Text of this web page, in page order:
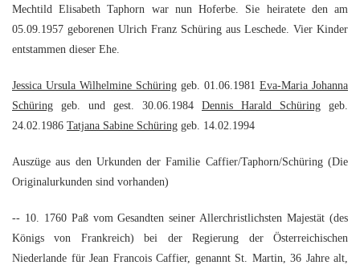
Mechtild Elisabeth Taphorn war nun Hoferbe. Sie heiratete den am
05.09.1957 geborenen Ulrich Franz Schüring aus Leschede. Vier Kinder
entstammen dieser Ehe.
Jessica Ursula Wilhelmine Schüring geb. 01.06.1981 Eva-Maria Johanna
Schüring geb. und gest. 30.06.1984 Dennis Harald Schüring geb.
24.02.1986 Tatjana Sabine Schüring geb. 14.02.1994
Auszüge aus den Urkunden der Familie Caffier/Taphorn/Schüring (Die
Originalurkunden sind vorhanden)
-- 10. 1760 Paß vom Gesandten seiner Allerchristlichsten Majestät (des
Königs von Frankreich) bei der Regierung der Österreichischen
Niederlande für Jean Francois Caffier, genannt St. Martin, 36 Jahre alt,